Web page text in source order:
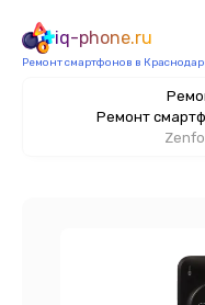
iq-phone.ru
Ремонт смартфонов в
Ремонт